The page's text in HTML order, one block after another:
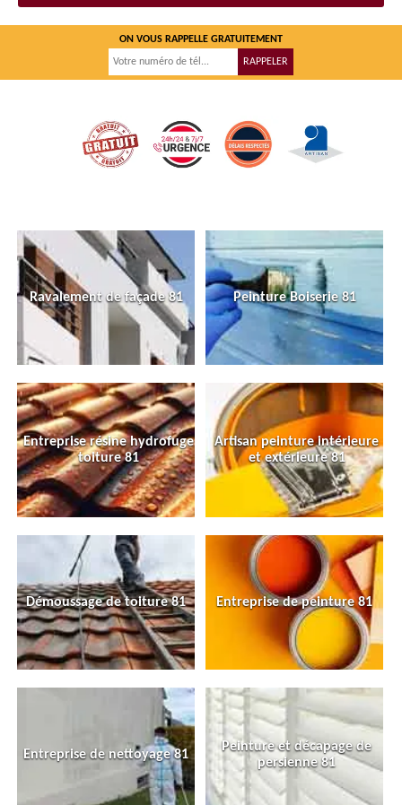
ON VOUS RAPPELLE GRATUITEMENT
Ravalement de façade 81 Peinture Boiserie 81
Entreprise résine hydrofuge
toiture 81
Artisan peinture intérieure
et extérieure 81
Démoussage de toiture 81 Entreprise de peinture 81
Entreprise de nettoyage 81
Peinture et décapage de
persienne 81